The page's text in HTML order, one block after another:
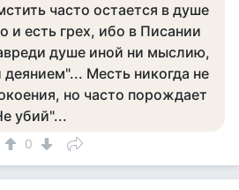
часто остается в душе
и есть грех, ибо в Писании
душе иной ни мыслию,
Месть никогда не
но часто порождает
убий"...
0